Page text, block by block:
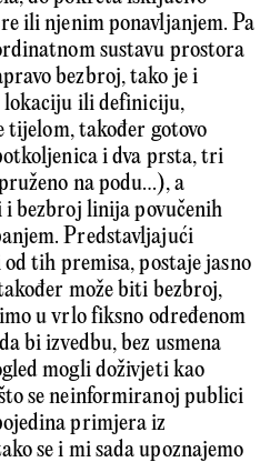
ili njenim ponavljanjem. Pa
sustavu prostora
bezbroj, tako je i
lokaciju ili definiciju,
tijelom, također gotovo
i dva prsta, tri
na podu…), a
bezbroj linija povučenih
Predstavljajući
tih premisa, postaje jasno
može biti bezbroj,
u vrlo fiksno određenom
bi izvedbu, bez usmena
mogli doživjeti kao
se neinformiranoj publici
primjera iz
se i mi sada upoznajemo